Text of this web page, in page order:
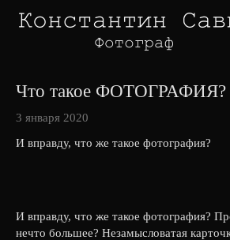
Что такое ФОТОГРАФИЯ?
3 января 2020
И вправду, что же такое фотография?
И вправду, что же такое фотография?
нечто большее? Незамысловатая